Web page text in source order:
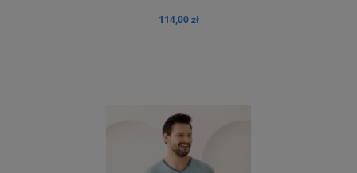
114,00 zł
do koszyka